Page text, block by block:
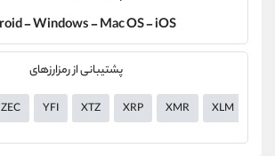
- Windows - Mac OS - iOS
پشتیبانی از رمزارزهای
ZEC YFI XTZ XRP XMR XLM